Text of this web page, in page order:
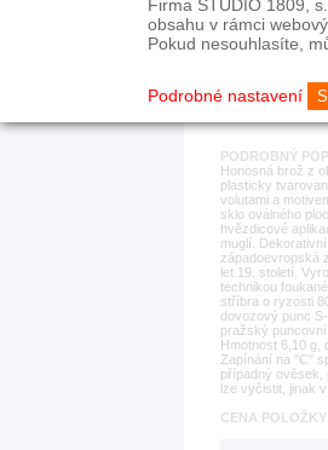
PODROBNÝ
Honosná brož z
plasticky
volutami a
sklo oválného
hvězdicové
muglí.
západoevropská
let 19. století.
technikou
stříbra o ryzosti
dovozový punc
pražský puncovní
Hmotnost 6,10 g,
Zapínání na "C"
případný ověsek,
lze vyčistit, jinak
CENA POLOŽKY
Firma STUDIO 1809,
obsahu v rámci
Pokud nesouhlasíte,
Podrobné nastavení